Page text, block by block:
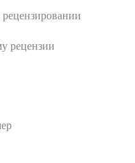
рецензии